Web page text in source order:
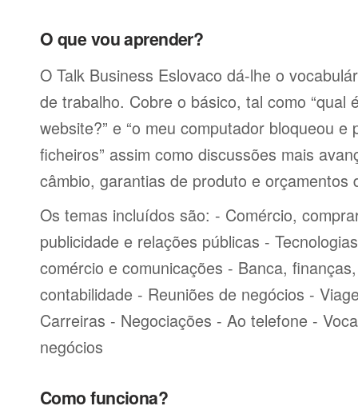
O que vou aprender?
O Talk Business Eslovaco dá-lhe o
de trabalho. Cobre o básico, tal como “qual
website?” e “o meu computador bloqueou e
ficheiros” assim como discussões mais
câmbio, garantias de produto e orçamentos
Os temas incluídos são: - Comércio,
publicidade e relações públicas -
comércio e comunicações - Banca,
contabilidade - Reuniões de negócios -
Carreiras - Negociações - Ao telefone -
negócios
Como funciona?